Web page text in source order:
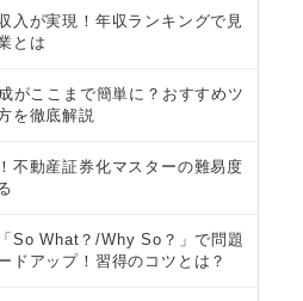
入が実現！年収ランキングで見
とは
がここまで簡単に？おすすめツ
を徹底解説
不動産証券化マスターの難易度
So What？/Why So？」で問題
ドアップ！習得のコツとは？